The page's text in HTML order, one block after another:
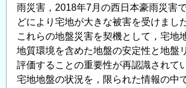
地
盤
の
評
価
に
雨災害，2018年7月の西日本豪雨災害
どにより宅地が大きな被害を受けました
これらの地盤災害を契機として，宅地
地質環境を含めた地盤の安定性と地盤
評価することの重要性が再認識されて
宅地地盤の状況を，限られた情報の中